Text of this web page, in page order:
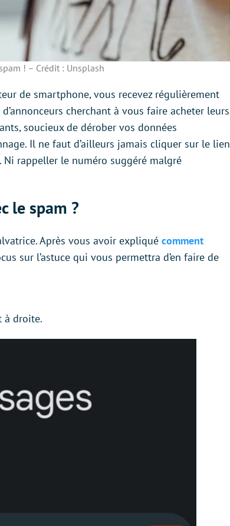
! – Crédit : Unsplash
de smartphone, vous recevez régulièrement
cherchant à vous faire acheter leurs
soucieux de dérober vos données
Il ne faut d’ailleurs jamais cliquer sur le lien
rappeller le numéro suggéré malgré
le spam ?
Après vous avoir expliqué comment
sur l’astuce qui vous permettra d’en faire de
à droite.